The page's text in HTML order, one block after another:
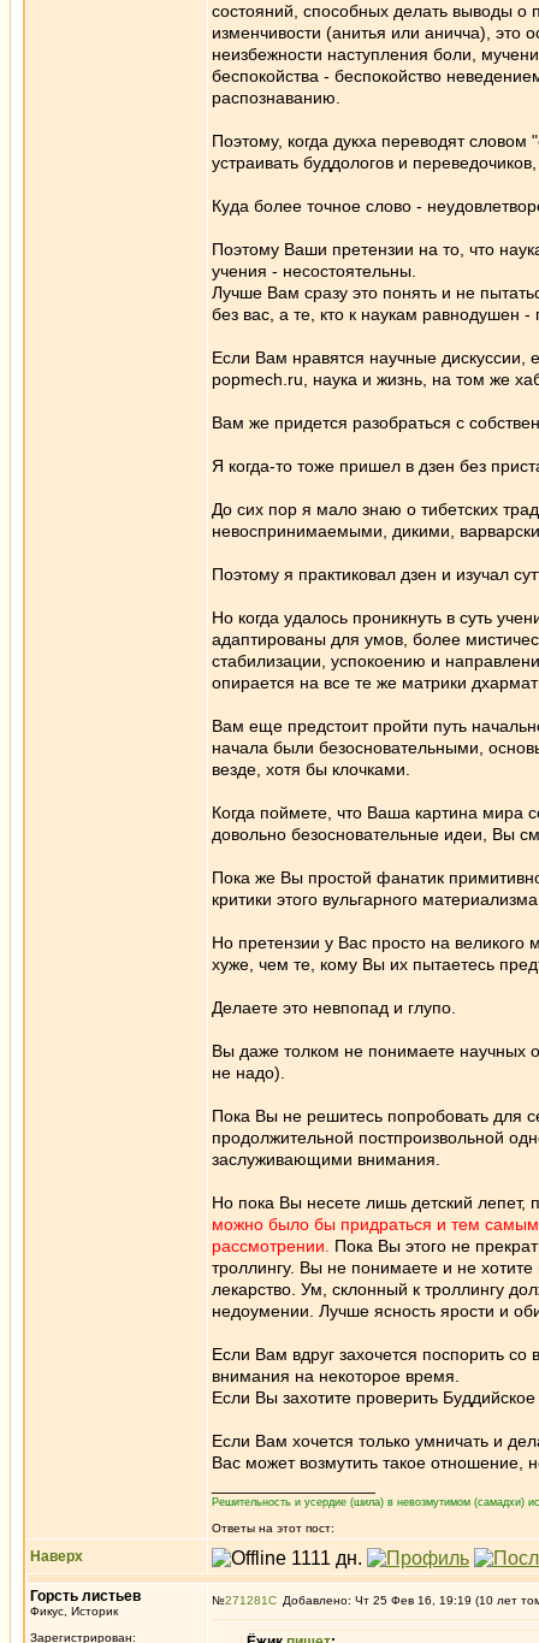
состояний, способных делать выводы о
изменчивости (анитья или аничча), это
неизбежности наступления боли,
беспокойства - беспокойство
распознаванию.
Поэтому, когда дукха переводят
устраивать буддологов и
Куда более точное слово -
Поэтому Ваши претензии на то, что
учения - несостоятельны.
Лучше Вам сразу это понять и не
без вас, а те, кто к наукам равнодушен
Если Вам нравятся научные
popmech.ru, наука и жизнь, на том же
Вам же придется разобраться с
Я когда-то тоже пришел в дзен без
До сих пор я мало знаю о тибетских
невоспринимаемыми, дикими,
Поэтому я практиковал дзен и изучал
Но когда удалось проникнуть в суть
адаптированы для умов, более
стабилизации, успокоению и
опирается на все те же матрики
Вам еще предстоит пройти путь
начала были безосновательными,
везде, хотя бы клочками.
Когда поймете, что Ваша картина мира
довольно безосновательные идеи, Вы
Пока же Вы простой фанатик
критики этого вульгарного
Но претензии у Вас просто на великого
хуже, чем те, кому Вы их пытаетесь
Делаете это невпопад и глупо.
Вы даже толком не понимаете научных
не надо).
Пока Вы не решитесь попробовать для
продолжительной постпроизвольной
заслуживающими внимания.
Но пока Вы несете лишь детский лепет,
можно было бы придраться и тем самым
рассмотрении.
Пока Вы этого не
троллингу. Вы не понимаете и не
лекарство. Ум, склонный к троллингу
недоумении. Лучше ясность ярости и
Если Вам вдруг захочется поспорить
внимания на некоторое время.
Если Вы захотите проверить
Если Вам хочется только умничать и
Вас может возмутить такое отношение,
Решительность и усердие (шила) в невозмутимом (самадхи)
Ответы на этот пост:
Наверх
Горсть листьев
Фикус, Историк
Зарегистрирован:
№271281 Добавлено: Чт 25 Фев 16, 19:19 (10 лет